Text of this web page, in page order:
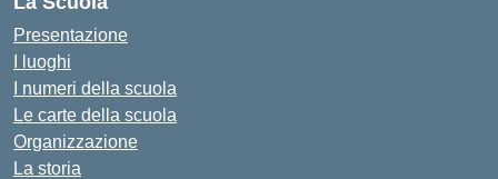
Presentazione
I luoghi
I numeri della scuola
Le carte della scuola
Organizzazione
La storia